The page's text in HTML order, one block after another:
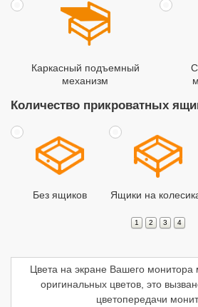
Каркасный подъемный
механизм
Количество прикроватных
Без ящиков Ящики на
1 2 3 4
Цвета на экране Вашего монитора
оригинальных цветов, это
цветопередачи